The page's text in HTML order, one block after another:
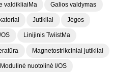
valdikliaiMa Galios valdymas
Jutikliai Jėgos
Linijinis TwiistMa
Magnetostrikciniai jutikliai
Modulinė nuotolinė I/OS